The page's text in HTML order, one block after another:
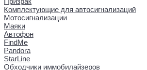
Комплектующие для автосигнализаций
Мотосигнализации
Маяки
Автофон
FindMe
Pandora
StarLine
Обходчики иммобилайзеров